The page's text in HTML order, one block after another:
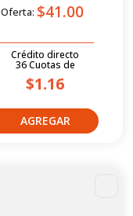
Oferta: $41.00
Crédito directo
36Cuotas de
$1.16